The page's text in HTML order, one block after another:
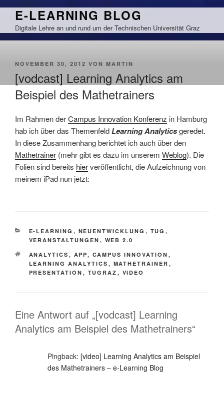
Zum
springen
E-LEARNING BLOG
Digitale Lehre an und rund um der Technischen Universität Graz
VERÖFFENTLICHT
NOVEMBER 30, 2012 VON MARTIN
[vodcast] Learning Analytics am
Beispiel des Mathetrainers
Im Rahmen derCampus Innovation Konferenz in Hamburg
hab ich über das ThemenfeldLearning Analyticsgeredet.
In diese Zusammenhang berichtet ich auch über den
Mathetrainer (mehr gibt es dazu im unserem Weblog). Die
Folien sind bereits hierveröffentlicht, die Aufzeichnung von
meinem iPad nun jetzt:
KATEGORIEN
E-LEARNING , NEUENTWICKLUNG , TUG ,
VERANSTALTUNGEN , WEB 2.0
SCHLAGWÖRTER
ANALYTICS , APP, CAMPUS INNOVATION ,
LEARNING ANALYTICS , MATHETRAINER ,
PRESENTATION , TUGRAZ , VIDEO
Eine Antwort auf „[vodcast] Learning
Analytics am Beispiel des Mathetrainers“
Pingback: [video] Learning Analytics am Beispiel
des Mathetrainers – e-Learning Blog